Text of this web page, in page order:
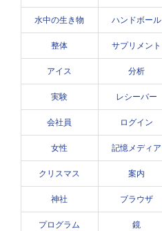
水中の生き物 ハンドボール
整体 サプリメント
アイス 分析
実験 レシーバー
会社員 ログイン
女性 記憶メディア
クリスマス 案内
神社 ブラウザ
プログラム 鏡